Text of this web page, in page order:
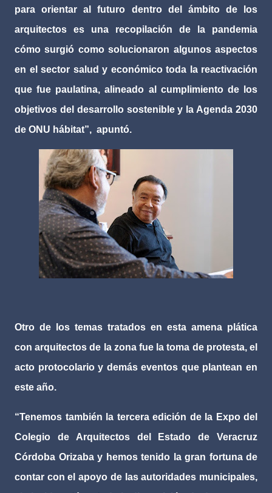
para orientar al futuro dentro del ámbito de los
arquitectos es una recopilación de la pandemia
cómo surgió como solucionaron algunos aspectos
en el sector salud y económico toda la reactivación
que fue paulatina, alineado al cumplimiento de los
objetivos del desarrollo sostenible y la Agenda 2030
de ONU hábitat”, apuntó.
Otro de los temas tratados en esta amena plática
con arquitectos de la zona fue la toma de protesta, el
acto protocolario y demás eventos que plantean en
este año.
“Tenemos también la tercera edición de la Expo del
Colegio de Arquitectos del Estado de Veracruz
Córdoba Orizaba y hemos tenido la gran fortuna de
contar con el apoyo de las autoridades municipales,